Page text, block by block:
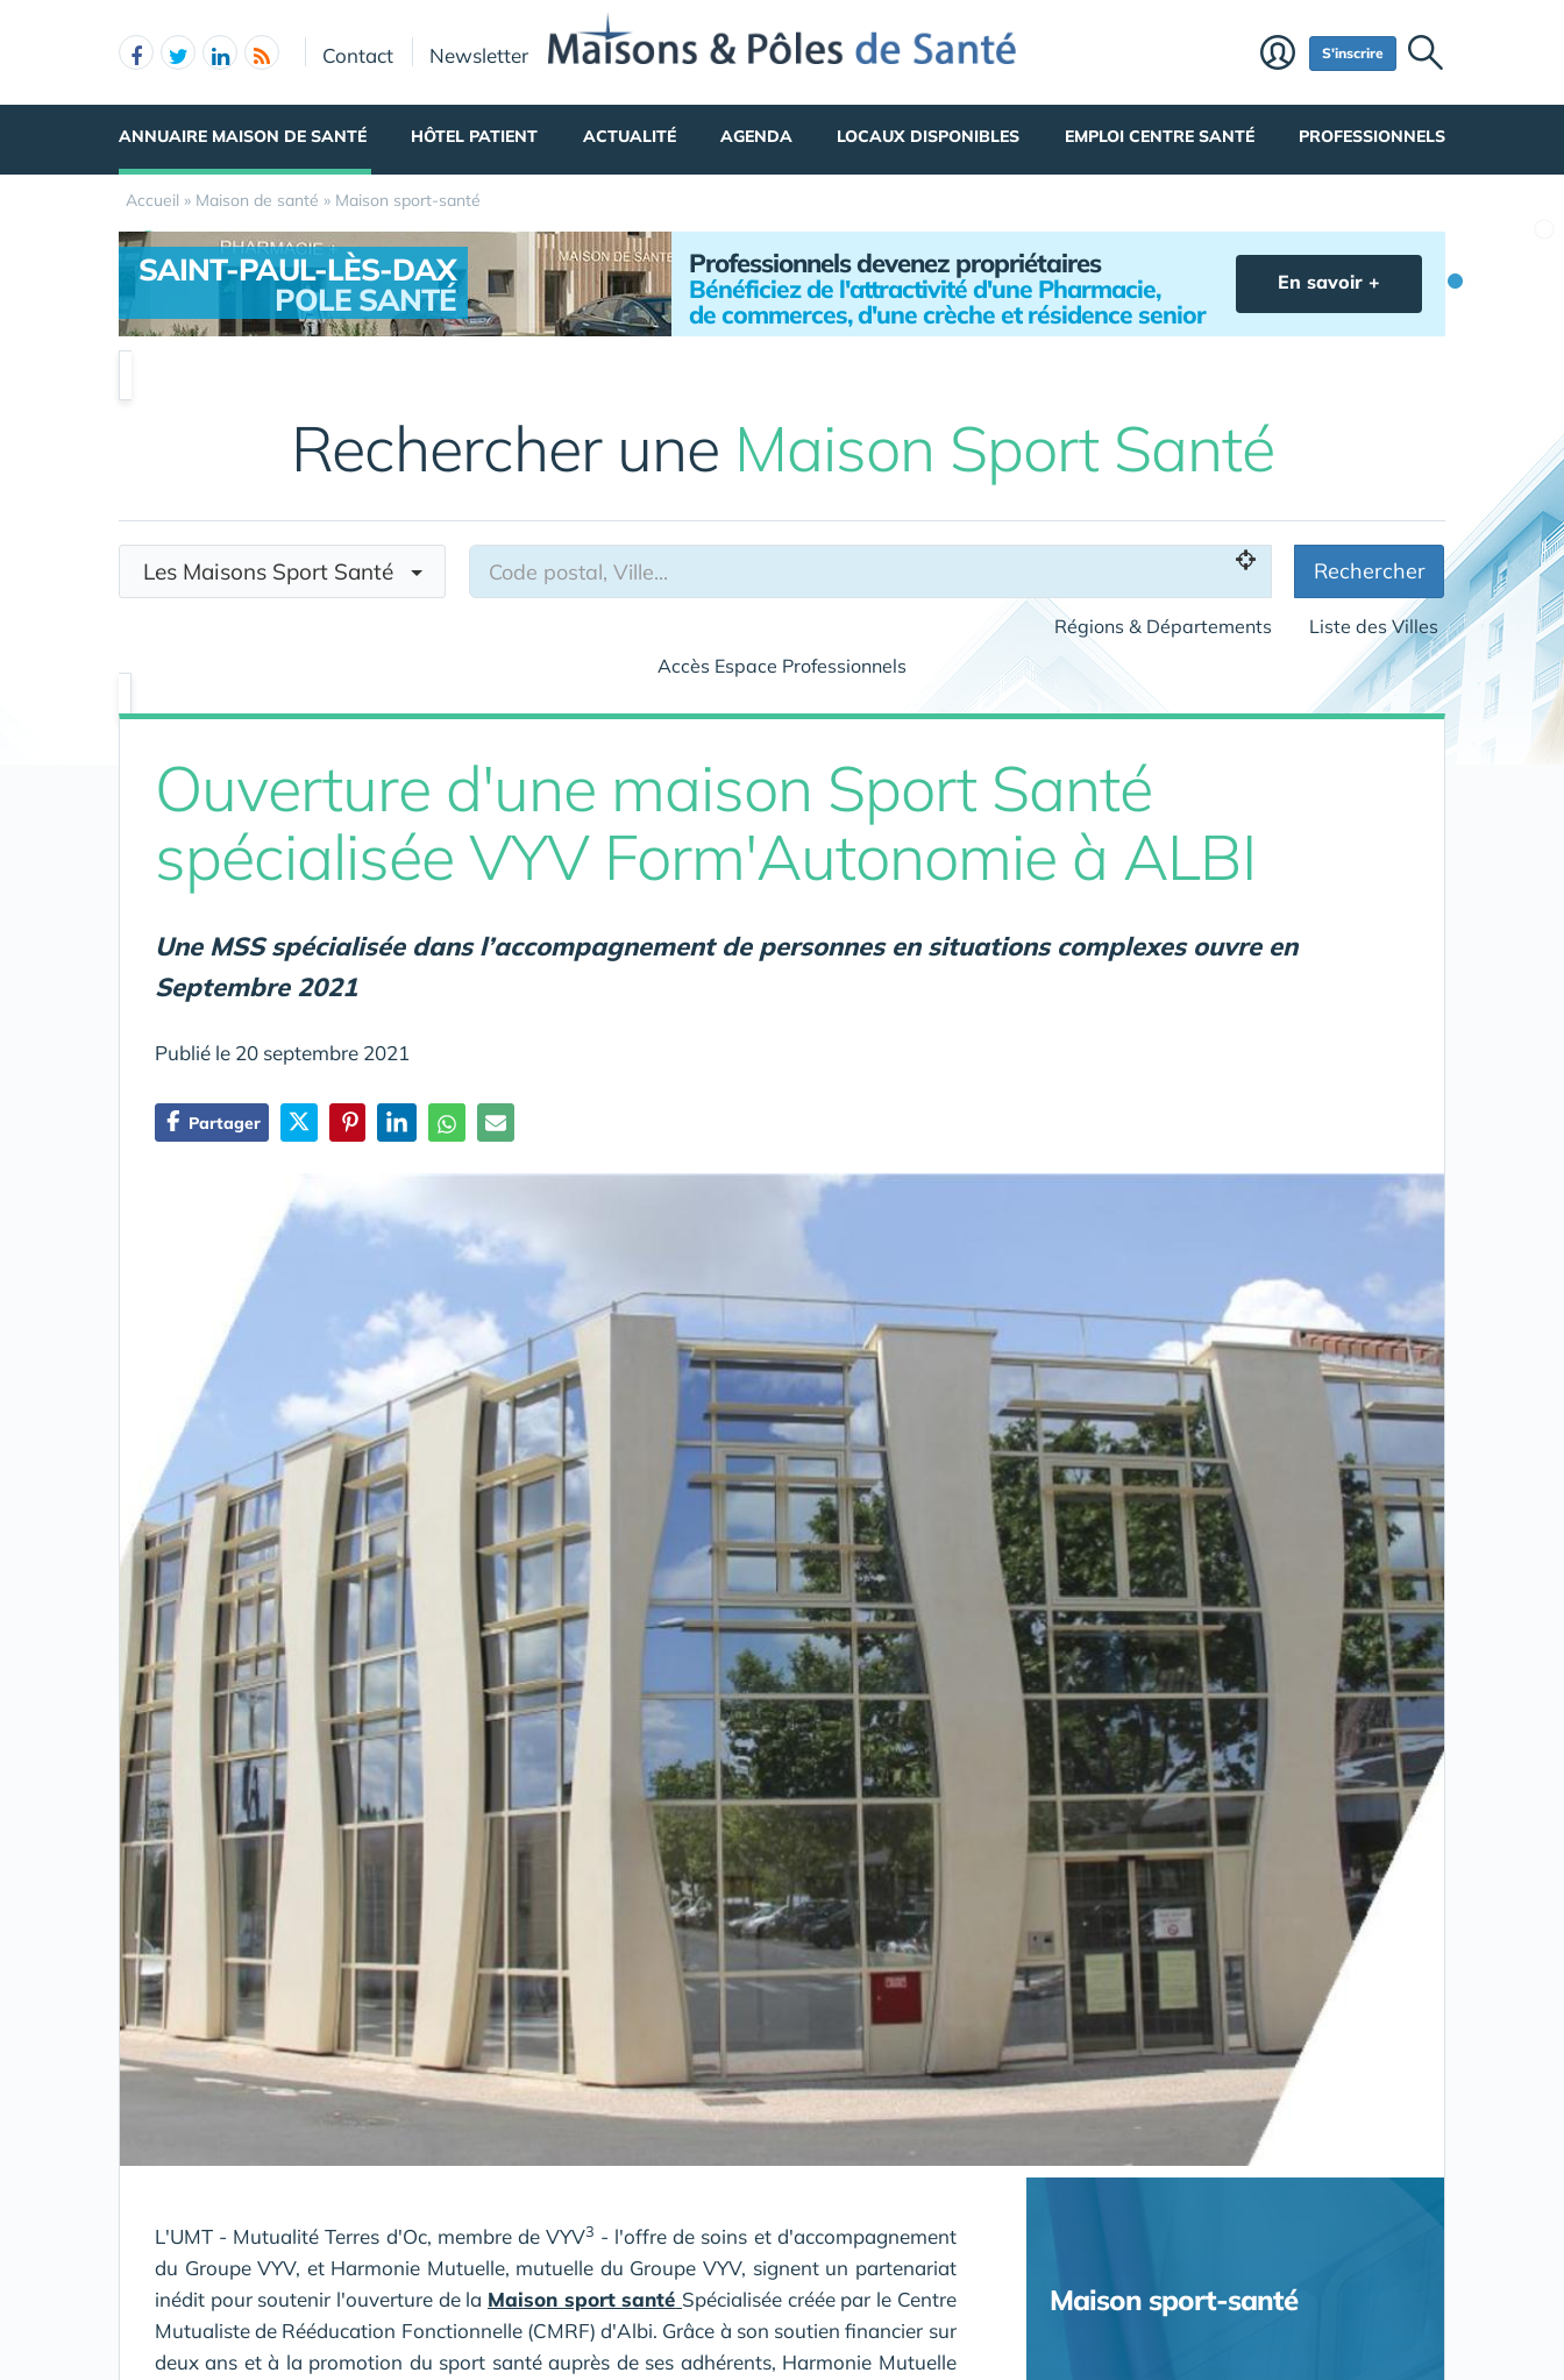
Contact Newsletter S'inscrire
ANNUAIRE MAISON DE SANTÉ HÔTEL PATIENT ACTUALITÉ AGENDA LOCAUX DISPONIBLES EMPLOI CENTRE SANTÉ PROFESSIONNELS
Accueil » Maison de santé » Maison sport-santé
SAINT-PAUL-LÈS-DAX
POLE SANTÉ
.
Professionnels devenez propriétaires
Bénéficiez de l'attractivité d'une Pharmacie,
de commerces, d'une crèche et résidence senior
En savoir +
Rechercher une Maison Sport Santé
Les Maisons Sport Santé Rechercher
Régions & Départements
Liste des Villes
Accès Espace Professionnels
Ouverture d'une maison Sport Santé
spécialisée VYV Form'Autonomie à ALBI
Une MSS spécialisée dans l’accompagnement de personnes en situations complexes ouvre en
Septembre 2021
Publié le 20 septembre 2021
Partager
L'UMT - Mutualité Terres d'Oc, membre de VYV3 - l'offre de soins et d'accompagnement
du Groupe VYV, et Harmonie Mutuelle, mutuelle du Groupe VYV, signent un partenariat
inédit pour soutenir l'ouverture de la Maison sport santé Spécialisée créée par le Centre
Mutualiste de Rééducation Fonctionnelle (CMRF) d'Albi. Grâce à son soutien financier sur
deux ans et à la promotion du sport santé auprès de ses adhérents, Harmonie Mutuelle
Maison sport-santé